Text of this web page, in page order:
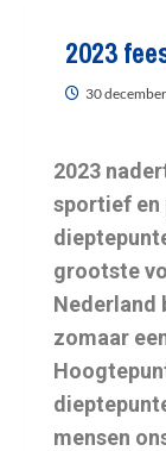
2023
30
2023
sportief en
grootste
Nederland
zomaar
mensen